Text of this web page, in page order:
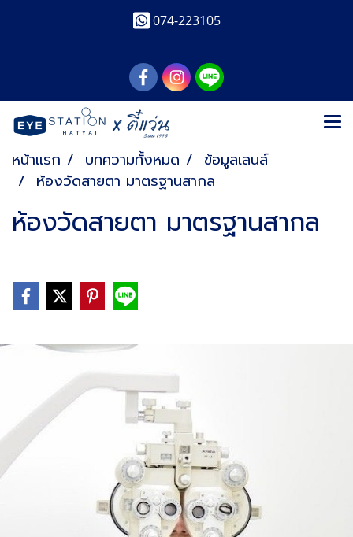
074-223105
หน้าแรก บทความทั้งหมด
ข้อมูลเลนส์
ห้องวัดสายตา มาตรฐานสากล
ห้องวัดสายตา มาตรฐานสากล